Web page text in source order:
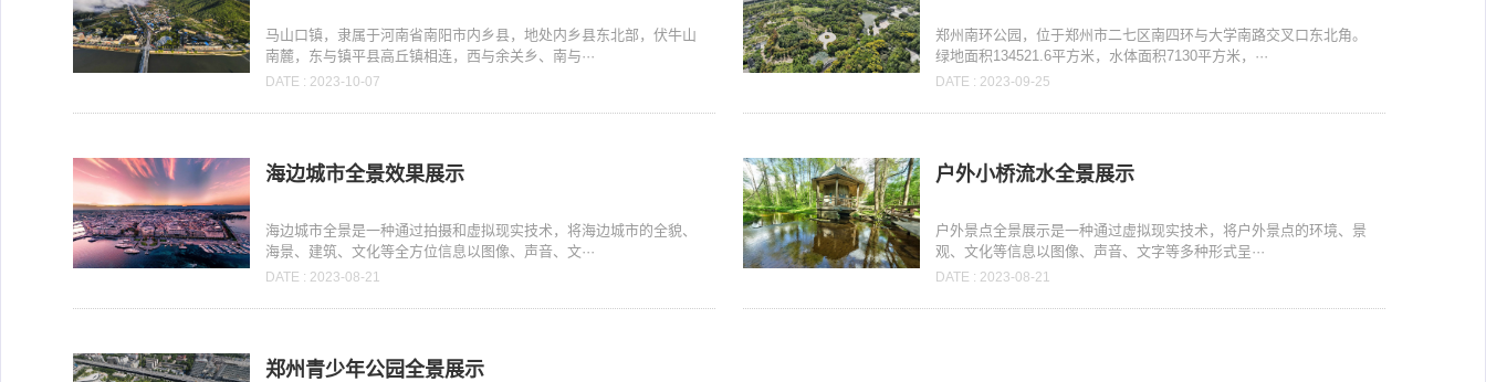
马山口镇，隶属于河南省南阳市内乡县，地处内乡县东北部，伏牛山
南麓，东与镇平县高丘镇相连，西与余关乡、南与···
DATE : 2023-10-07
郑州南环公园，位于郑州市二七区南四环与大学南路交叉口东北角。
绿地面积134521.6平方米，水体面积7130平方米，···
DATE : 2023-09-25
海边城市全景效果展示
海边城市全景是一种通过拍摄和虚拟现实技术，将海边城市的全貌、
海景、建筑、文化等全方位信息以图像、声音、文···
DATE : 2023-08-21
户外小桥流水全景展示
户外景点全景展示是一种通过虚拟现实技术，将户外景点的环境、景
观、文化等信息以图像、声音、文字等多种形式呈···
DATE : 2023-08-21
郑州青少年公园全景展示